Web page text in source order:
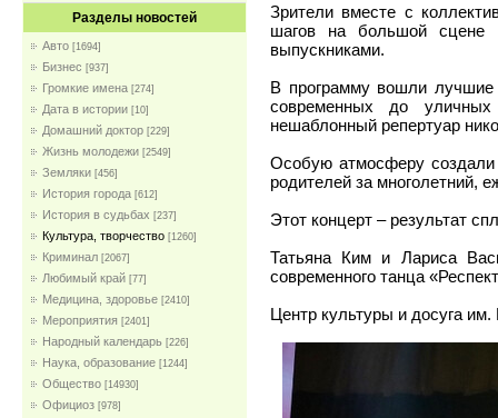
Разделы новостей
Авто [1694]
Бизнес [937]
Громкие имена [274]
Дата в истории [10]
Домашний доктор [229]
Жизнь молодежи [2549]
Земляки [456]
История города [612]
История в судьбах [237]
Культура, творчество [1260]
Криминал [2067]
Любимый край [77]
Медицина, здоровье [2410]
Мероприятия [2401]
Народный календарь [226]
Наука, образование [1244]
Общество [14930]
Официоз [978]
Зрители вместе с
шагов на большой сцене
выпускниками.
В программу вошли лучшие
современных до уличных
нешаблонный репертуар
Особую атмосферу создали
родителей за многолетний,
Этот концерт – результат
Татьяна Ким и Лариса
современного танца
Центр культуры и досуга им.